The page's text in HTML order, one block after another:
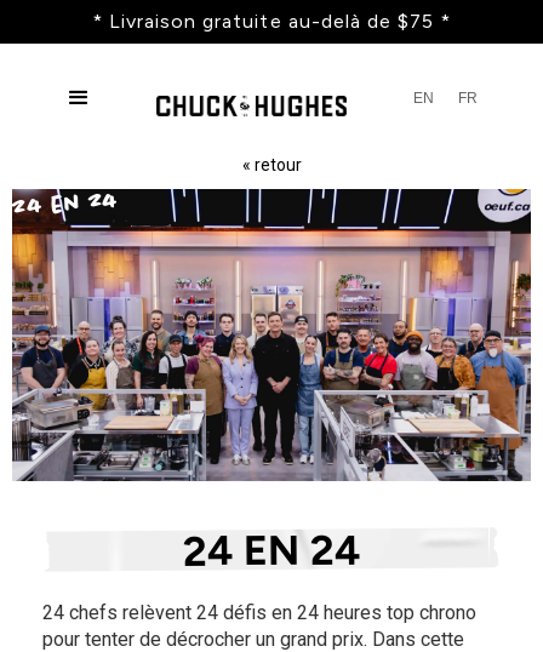
* Livraison gratuite au-delà de $75 *
EN FR
« retour
24 en 24
24 EN 24
24 chefs relèvent 24 défis en 24 heures top chrono
pour tenter de décrocher un grand prix. Dans cette